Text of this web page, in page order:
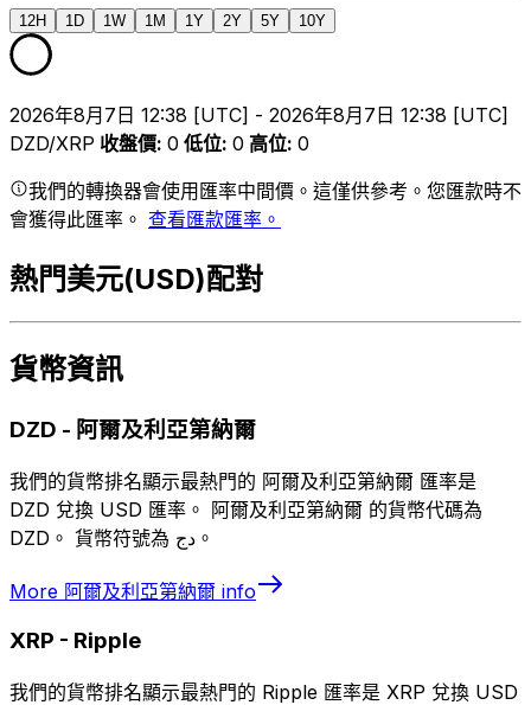
12H 1D 1W 1M 1Y 2Y 5Y 10Y
2026年8月7日 12:38 [UTC] - 2026年8月7日 12:38 [UTC]
DZD/XRP 收盤價: 0 低位: 0 高位: 0
我們的轉換器會使用匯率中間價。這僅供參考。您匯款時不
會獲得此匯率。 查看匯款匯率。
熱門美元(USD)配對
貨幣資訊
DZD - 阿爾及利亞第納爾
我們的貨幣排名顯示最熱門的 阿爾及利亞第納爾 匯率是
DZD 兌換 USD 匯率。 阿爾及利亞第納爾 的貨幣代碼為
DZD。 貨幣符號為 دج。
More 阿爾及利亞第納爾 info
XRP - Ripple
我們的貨幣排名顯示最熱門的 Ripple 匯率是 XRP 兌換 USD